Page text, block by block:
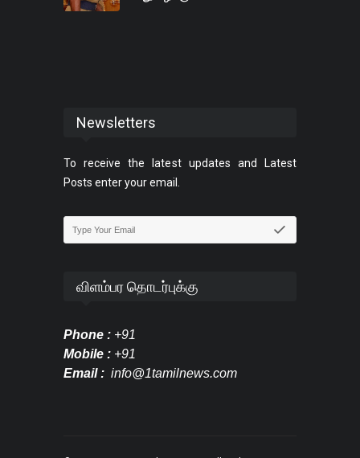
Newsletters
To receive the latest updates and Latest
Posts enter your email.
விளம்பர தொடர்புக்கு
Phone : +91
Mobile : +91
Email : info@1tamilnews.com